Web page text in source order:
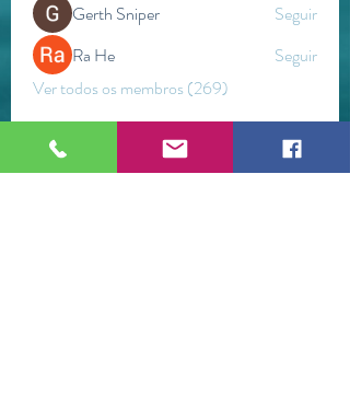
Gerth Sniper
Seguir
Ra He
Seguir
Ver todos os membros (269)